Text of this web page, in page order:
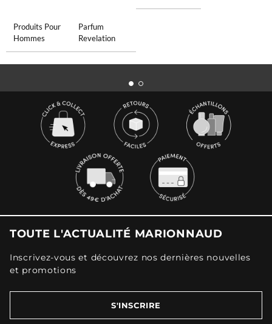
Produits Pour
Hommes
Parfum
Revelation
TOUTE L'ACTUALITÉ MARIONNAUD
Inscrivez-vous et découvrez nos dernières nouvelles
et promotions
S'INSCRIRE